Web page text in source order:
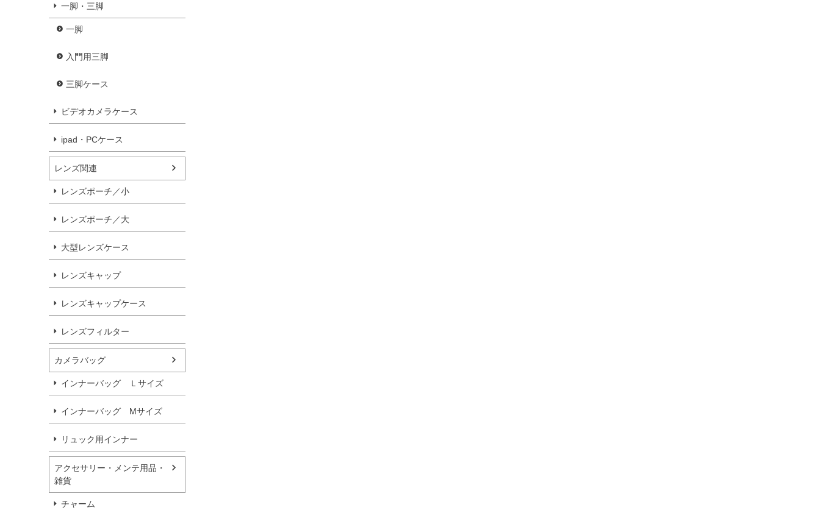
一脚・三脚
一脚
入門用三脚
三脚ケース
ビデオカメラケース
ipad・PCケース
レンズ関連
レンズポーチ／小
レンズポーチ／大
大型レンズケース
レンズキャップ
レンズキャップケース
レンズフィルター
カメラバッグ
インナーバッグ Ｌサイズ
インナーバッグ Мサイズ
リュック用インナー
アクセサリー・メンテ用品・
雑貨
チャーム